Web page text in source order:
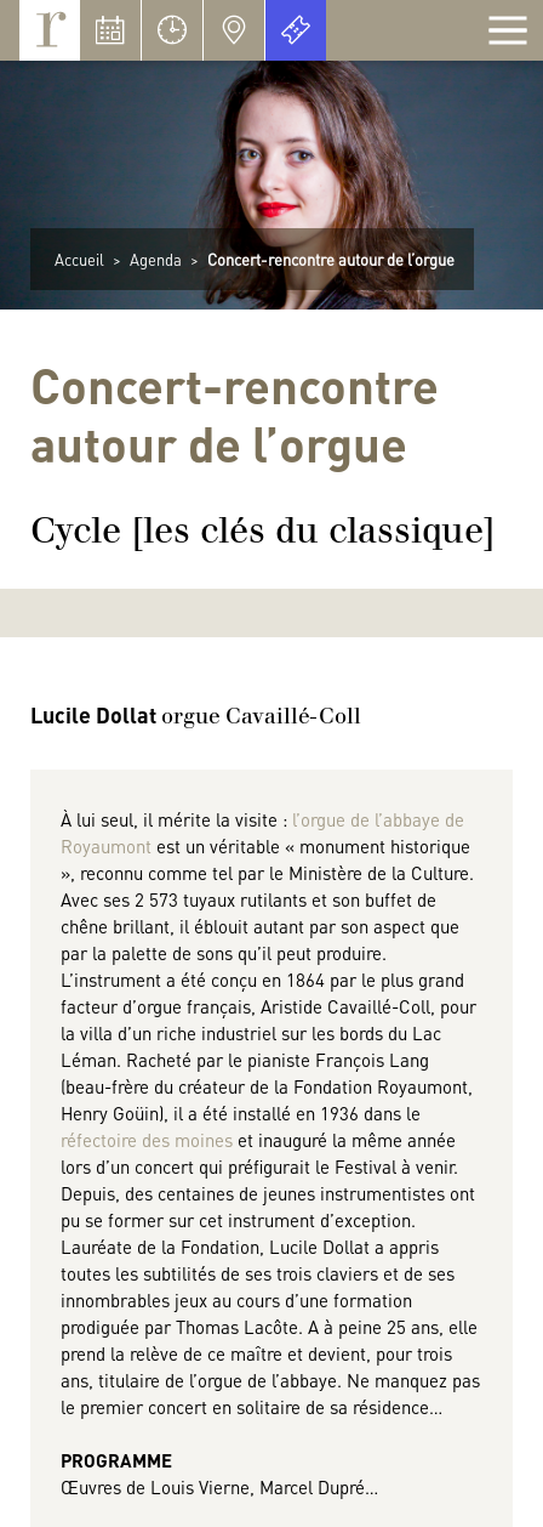
Accueil > Agenda > Concert-rencontre autour de l’orgue
Concert-rencontre
autour de l’orgue
Cycle [les clés du classique]
Lucile Dollat orgue Cavaillé-Coll
À lui seul, il mérite la visite : l’orgue de l’abbaye de
Royaumont est un véritable « monument historique
», reconnu comme tel par le Ministère de la Culture.
Avec ses 2 573 tuyaux rutilants et son buffet de
chêne brillant, il éblouit autant par son aspect que
par la palette de sons qu’il peut produire.
L’instrument a été conçu en 1864 par le plus grand
facteur d’orgue français, Aristide Cavaillé-Coll, pour
la villa d’un riche industriel sur les bords du Lac
Léman. Racheté par le pianiste François Lang
(beau-frère du créateur de la Fondation Royaumont,
Henry Goüin), il a été installé en 1936 dans le
réfectoire des moines et inauguré la même année
lors d’un concert qui préfigurait le Festival à venir.
Depuis, des centaines de jeunes instrumentistes ont
pu se former sur cet instrument d’exception.
Lauréate de la Fondation, Lucile Dollat a appris
toutes les subtilités de ses trois claviers et de ses
innombrables jeux au cours d’une formation
prodiguée par Thomas Lacôte. A à peine 25 ans, elle
prend la relève de ce maître et devient, pour trois
ans, titulaire de l’orgue de l’abbaye. Ne manquez pas
le premier concert en solitaire de sa résidence…
PROGRAMME
Œuvres de Louis Vierne, Marcel Dupré…
Panneau de gestion des cookies